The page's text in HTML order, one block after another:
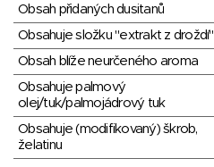
Obsah přidaných dusitanů
Obsahuje složku "extrakt z droždí"
Obsah blíže neurčeného aroma
Obsahuje palmový
olej/tuk/palmojádrový tuk
Obsahuje (modifikovaný) škrob,
želatinu